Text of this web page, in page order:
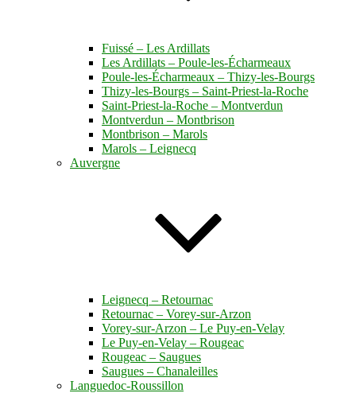
Fuissé – Les Ardillats
Les Ardillats – Poule-les-Écharmeaux
Poule-les-Écharmeaux – Thizy-les-Bourgs
Thizy-les-Bourgs – Saint-Priest-la-Roche
Saint-Priest-la-Roche – Montverdun
Montverdun – Montbrison
Montbrison – Marols
Marols – Leignecq
Auvergne
Leignecq – Retournac
Retournac – Vorey-sur-Arzon
Vorey-sur-Arzon – Le Puy-en-Velay
Le Puy-en-Velay – Rougeac
Rougeac – Saugues
Saugues – Chanaleilles
Languedoc-Roussillon